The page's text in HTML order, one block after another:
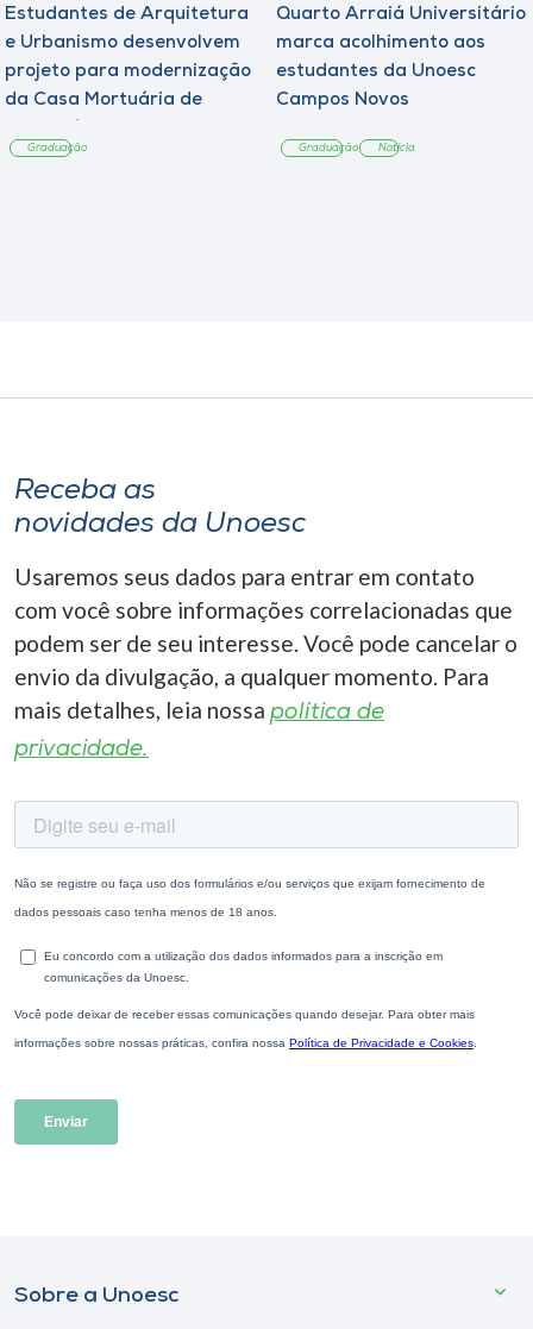
Estudantes de Arquitetura
e Urbanismo desenvolvem
projeto para modernização
da Casa Mortuária de
Graduação
Quarto Arraiá Universitário
marca acolhimento aos
estudantes da Unoesc
Campos Novos
Graduação Notícia
Receba as
novidades da Unoesc
Usaremos seus dados para entrar em contato
com você sobre informações correlacionadas que
podem ser de seu interesse. Você pode cancelar o
envio da divulgação, a qualquer momento. Para
mais detalhes, leia nossa política de
privacidade.
Sobre a Unoesc